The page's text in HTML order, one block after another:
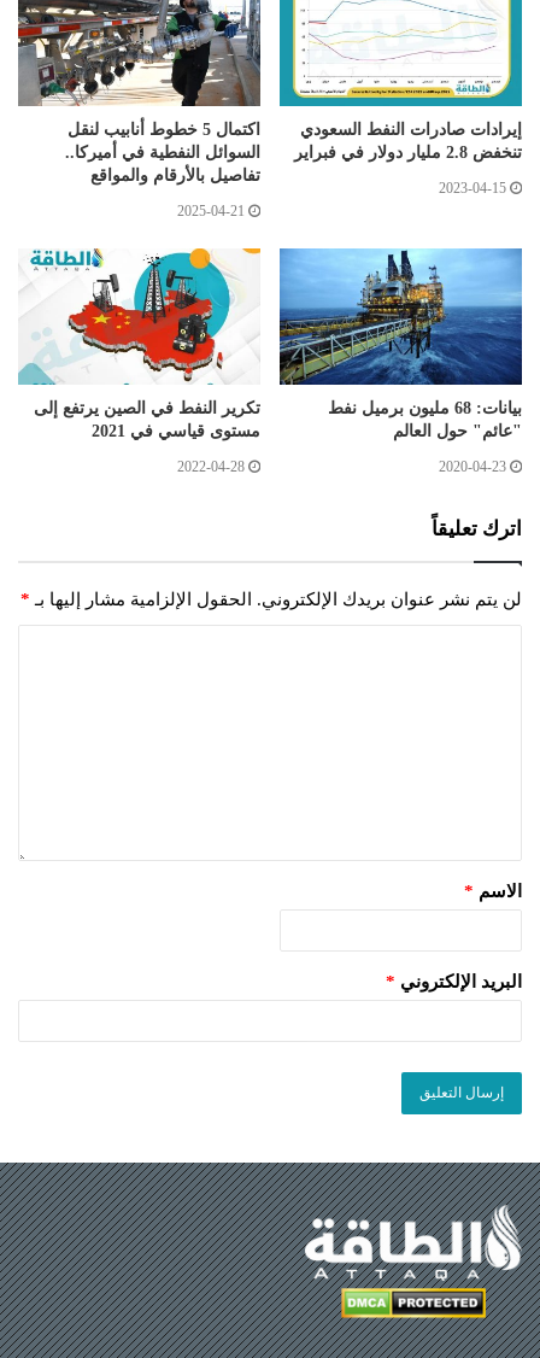
إيرادات صادرات النفط السعودي
تنخفض 2.8 مليار دولار في فبراير
2023-04-15
اكتمال 5 خطوط أنابيب لنقل
السوائل النفطية في أميركا..
تفاصيل بالأرقام والمواقع
2025-04-21
بيانات: 68 مليون برميل نفط
"عائم" حول العالم
2020-04-23
تكرير النفط في الصين يرتفع إلى
مستوى قياسي في 2021
2022-04-28
اترك تعليقاً
لن يتم نشر عنوان بريدك الإلكتروني. الحقول الإلزامية مشار إليها بـ *
الاسم *
البريد الإلكتروني *